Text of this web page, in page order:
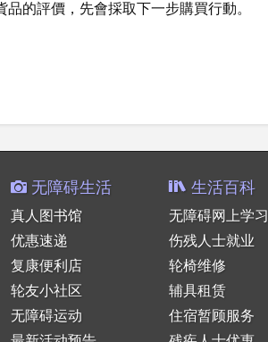
的評價，先會採取下一步購買行動。
无障碍生活
真人图书馆
优惠速递
复康便利店
轮友小社区
无障碍运动
生活百科
无障碍网上学习
伤残人士就业
轮椅维修
辅具租赁
住宿暂顾服务